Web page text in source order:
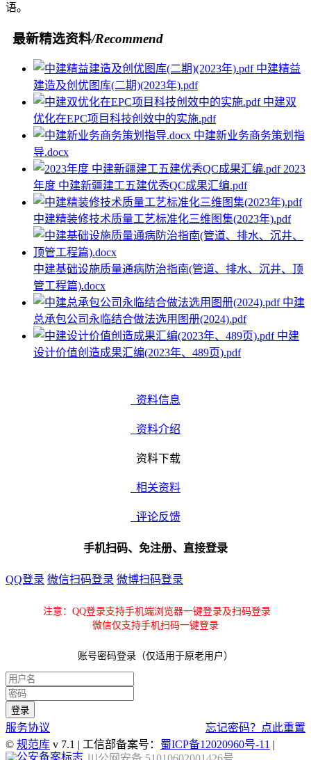
语。
最新精选资料/Recommend
中建精益
建造及创优图库(二期)(2023年).pdf
中建双
优化在EPC项目科技创效中的实施.pdf
中建新业务商务策划指
导.docx
2023
年度 中建新疆建工五建优秀QC成果汇编.pdf
中建精装修技术质量工艺标准化三维图集(2023年).pdf
中建基础设施质量通病防治指南(管道、排水、沉井、顶
管工程篇).docx
中建
总承包公司永临结合做法选用图册(2024).pdf
中建
设计价值创造成果汇编(2023年、489页).pdf
资料信息
资料介绍
资料下载
相关资料
评论反馈
手机扫码、免注册、直接登录
QQ登录 微信扫码登录 微博扫码登录
注意：QQ登录支持手机端浏览器一键登录及扫码登录
微信仅支持手机扫码一键登录
账号密码登录（仅适用于原老用户）
服务协议
忘记密码？点此重置
© 规范库 v 7.1 | 工信部备案号： 蜀ICP备12020960号-11 |